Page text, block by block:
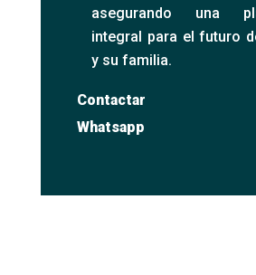
asegurando una
integral para el futuro
y su familia.
Contactar
Whatsapp